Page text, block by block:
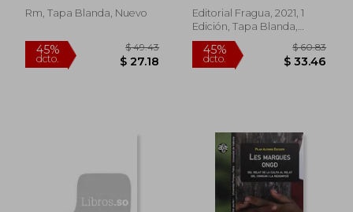
Rm, Tapa Blanda, Nuevo
Padial; Noelia Garcia
Estevez
Editorial Fragua, 2021, 1
Edición, Tapa Blanda,
Nuevo